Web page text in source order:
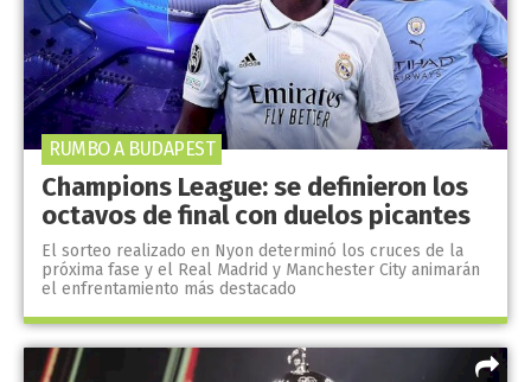
Champions League: se definieron los
octavos de final con duelos picantes
El sorteo realizado en Nyon determinó los cruces de la
próxima fase y el Real Madrid y Manchester City animarán
el enfrentamiento más destacado
RUMBO A BUDAPEST